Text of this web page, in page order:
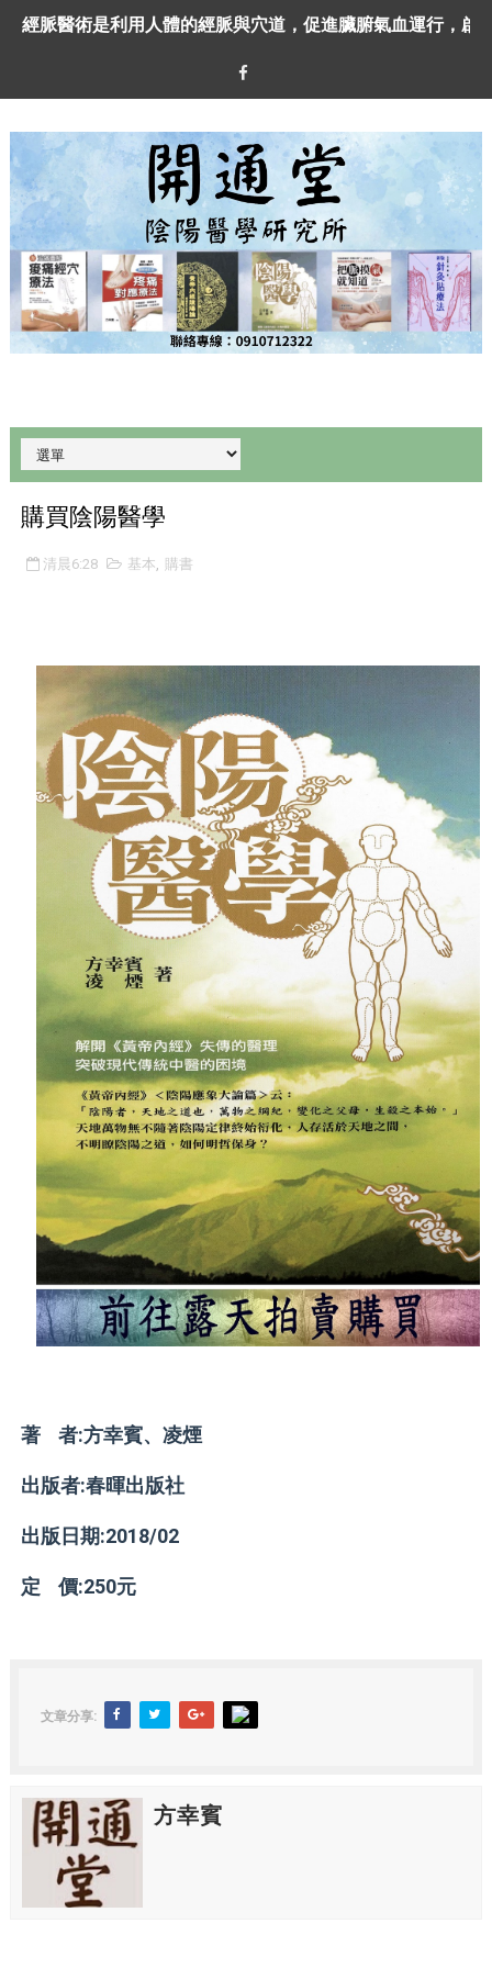
經脈醫術是利用人體的經脈與穴道，促進臟腑氣血運行，啟
方老師離世將近2年，回首來時路，不免心生感傷
內經所謂「以痛為樞」，並非從痛點（阿是穴）下手治療，
韓國來台的梁校長親自送來他與方老師合作的《疼痛對應療
五臟六腑如何對應十二經《黃帝內經陰陽論》告訴你
《疼痛對應療法》輕鬆解決了脖子落枕的小困擾
開通堂方幸賓陰陽醫學經脈調理班開課招生
發現新台灣-開通堂 方幸賓
方老師自2002年出版《酸痛經穴療法》，卻從未被公開肯定
為何要讀《黃帝內經陰陽論》？
【開通堂方幸賓陰陽醫學推廣中心開課訊息】
《陰陽醫學》十四經的功用表裡解說-肺經與大腸經
人生生人
何謂陰陽醫學☯️
開通堂陰陽醫學研究所開班招生訊息
開通堂新家 - 交通資訊
天地學
何謂中醫
「陰陽醫學」之運動傷害
《新版針灸貼療法》序文
神奇的疼痛對應療法
購買陰陽醫學
清晨6:28 基本 購書
著 者:方幸賓、 凌煙
出版者:春暉出版社
出版日期:2018/02
定 價:250元
文章分享:
方幸賓